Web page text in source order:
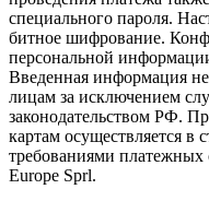
специального пароля.
битное шифрование.
персональной
Введенная информация не
лицам за исключением
законодательством РФ.
картам осуществляется в
требованиями
Europe Sprl.